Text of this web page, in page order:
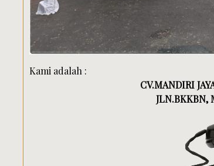
Kami adalah :
CV.MANDIRI
JLN.BKKBN,